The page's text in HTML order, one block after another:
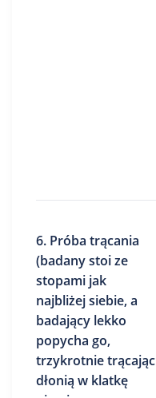
6. Próba trącania
(badany stoi ze
stopami jak
najbliżej siebie, a
badający lekko
popycha go,
trzykrotnie trącając
dłonią w klatkę